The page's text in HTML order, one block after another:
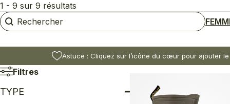
1 - 9 sur 9 résultats
Rechercher
Rechercher
Astuce : Cliquez sur l’icône du cœur pour ajouter
Filtres
TYPE